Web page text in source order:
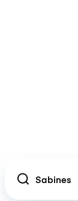
Location